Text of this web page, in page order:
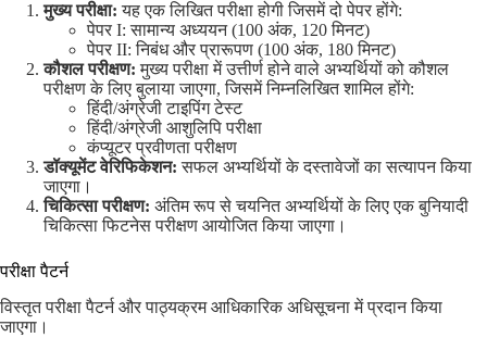
मुख्य परीक्षा: यह एक लिखित परीक्षा होगी जिसमें दो पेपर होंगे:
पेपर I: सामान्य अध्ययन (100 अंक, 120 मिनट)
पेपर II: निबंध और प्रारूपण (100 अंक, 180 मिनट)
कौशल परीक्षण: मुख्य परीक्षा में उत्तीर्ण होने वाले अभ्यर्थियों को कौशल
परीक्षण के लिए बुलाया जाएगा, जिसमें निम्नलिखित शामिल होंगे:
हिंदी/अंग्रेजी टाइपिंग टेस्ट
हिंदी/अंग्रेजी आशुलिपि परीक्षा
कंप्यूटर प्रवीणता परीक्षण
डॉक्यूमेंट वेरिफिकेशन: सफल अभ्यर्थियों के दस्तावेजों का सत्यापन किया
जाएगा।
चिकित्सा परीक्षण: अंतिम रूप से चयनित अभ्यर्थियों के लिए एक बुनियादी
चिकित्सा फिटनेस परीक्षण आयोजित किया जाएगा।
परीक्षा पैटर्न
विस्तृत परीक्षा पैटर्न और पाठ्यक्रम आधिकारिक अधिसूचना में प्रदान किया
जाएगा।